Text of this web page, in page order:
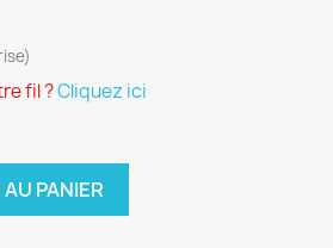
fil ?Cliquez ici
PANIER